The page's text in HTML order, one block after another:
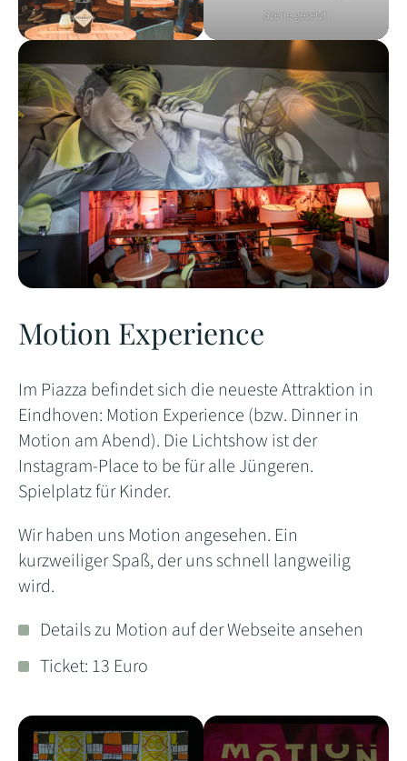
Szene gesetzt.
Motion Experience
Im Piazza befindet sich die neueste Attraktion in
Eindhoven: Motion Experience (bzw. Dinner in
Motion am Abend). Die Lichtshow ist der
Instagram-Place to be für alle Jüngeren.
Spielplatz für Kinder.
Wir haben uns Motion angesehen. Ein
kurzweiliger Spaß, der uns schnell langweilig
wird.
Details zu Motion auf der Webseite ansehen
Ticket: 13 Euro